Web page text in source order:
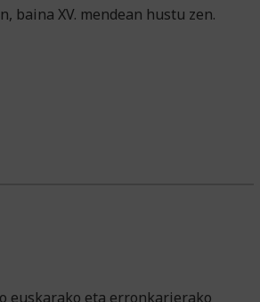
baina XV. mendean hustu zen.
euskarako eta erronkarierako